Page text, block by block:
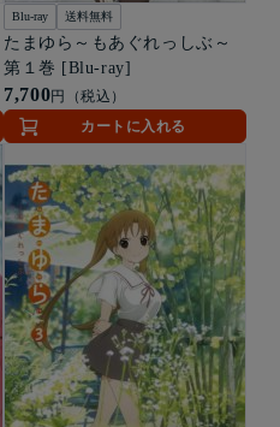
Blu-ray 送料無料
たまゆら～もあぐれっしぶ～
第１巻 [Blu-ray]
7,700円（税込）
カートに入れる